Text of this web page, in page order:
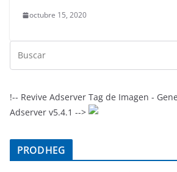
octubre 15, 2020
!-- Revive Adserver Tag de Imagen -
Adserver v5.4.1 -->
PRODHEG